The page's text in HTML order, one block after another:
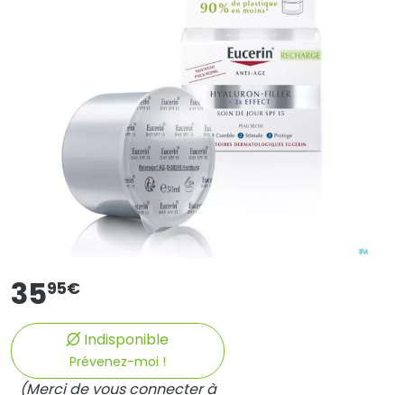
3595€
Indisponible
Prévenez-moi !
(Merci de vous connecter à